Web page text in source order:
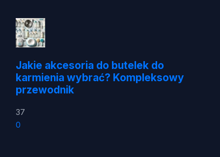
Jakie akcesoria do butelek do
karmienia wybrać? Kompleksowy
przewodnik
37
0